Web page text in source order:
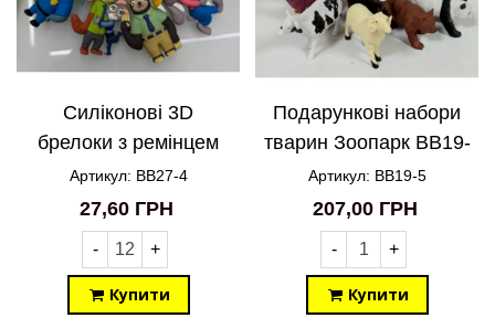
Силіконові 3D
брелоки з ремінцем
Зверополіс Zootropolis
BB27-4
Артикул: BB27-4
27,60 ГРН
- +
Купити
Подарункові набори
тварин Зоопарк BB19-
5
Артикул: BB19-5
207,00 ГРН
- +
Купити